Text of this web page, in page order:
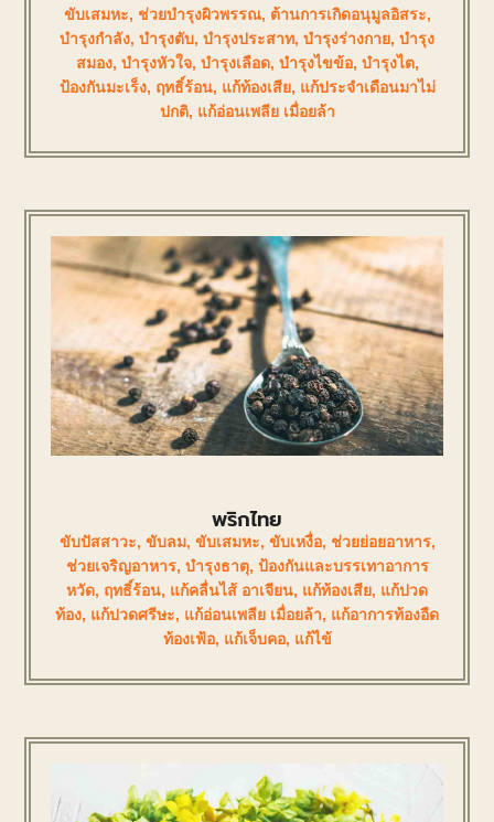
ขับเสมหะ, ช่วยบำรุงผิวพรรณ, ต้านการเกิดอนุมูลอิสระ,
บำรุงกำลัง, บำรุงตับ, บำรุงประสาท, บำรุงร่างกาย, บำรุง
สมอง, บำรุงหัวใจ, บำรุงเลือด, บำรุงไขข้อ, บำรุงไต,
ป้องกันมะเร็ง, ฤทธิ์ร้อน, แก้ท้องเสีย, แก้ประจำเดือนมาไม่
ปกติ, แก้อ่อนเพลีย เมื่อยล้า
พริกไทย
ขับปัสสาวะ, ขับลม, ขับเสมหะ, ขับเหงื่อ, ช่วยย่อยอาหาร,
ช่วยเจริญอาหาร, บำรุงธาตุ, ป้องกันและบรรเทาอาการ
หวัด, ฤทธิ์ร้อน, แก้คลื่นไส้ อาเจียน, แก้ท้องเสีย, แก้ปวด
ท้อง, แก้ปวดศรีษะ, แก้อ่อนเพลีย เมื่อยล้า, แก้อาการท้องอืด
ท้องเฟ้อ, แก้เจ็บคอ, แก้ไข้